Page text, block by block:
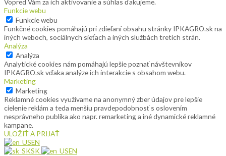
Vopred Vám za ich aktivovanie a súhlas ďakujeme.
Funkcie webu
Funkcie webu
Funkčné cookies pomáhajú pri zdieľaní obsahu stránky IPKAGRO.sk na
iných weboch, sociálnych sieťach a iných službách tretích strán.
Analýza
Analýza
Analytické cookies nám pomáhajú lepšie poznať návštevníkov
IPKAGRO.sk vďaka analýze ich interakcie s obsahom webu.
Marketing
Marketing
Reklamné cookies využívame na anonymný zber údajov pre lepšie
cielenie reklám a teda menšiu pravdepodobnosť s oslovením
nesprávneho publika ako napr. remarketing a iné dynamické reklamné
kampane.
ULOŽIŤ A PRIJAŤ
EN
SK
EN